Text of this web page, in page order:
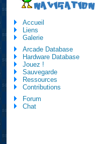
NAVIGATION
Accueil
Liens
Galerie
Arcade Database
Hardware Database
Jouez !
Sauvegarde
Ressources
Contributions
Forum
Chat